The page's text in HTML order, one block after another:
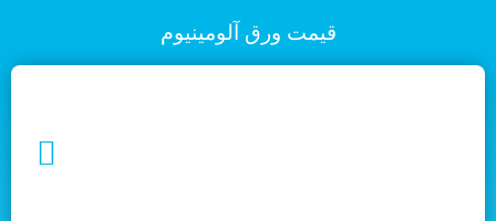
قیمت ورق آلومینیوم